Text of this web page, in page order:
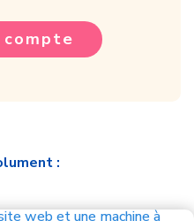
compte
: